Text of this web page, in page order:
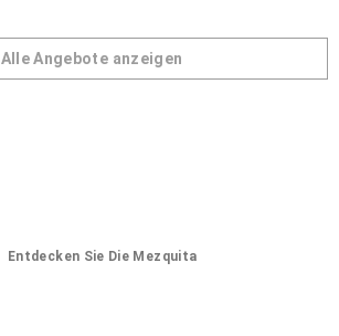
Alle Angebote anzeigen
Entdecken Sie Die Mezquita